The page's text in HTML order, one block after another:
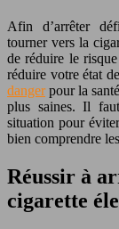
Afin d’arrêter
tourner vers la
de réduire le
réduire votre état
dangerpour la
plus saines. Il
situation pour
bien comprendre
Réussir à
cigarette